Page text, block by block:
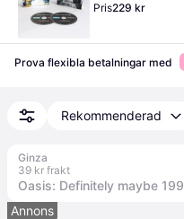
Pris229 kr
Prova flexibla betalningar med
Rekommenderad
Ginza
39 kr frakt
Annons